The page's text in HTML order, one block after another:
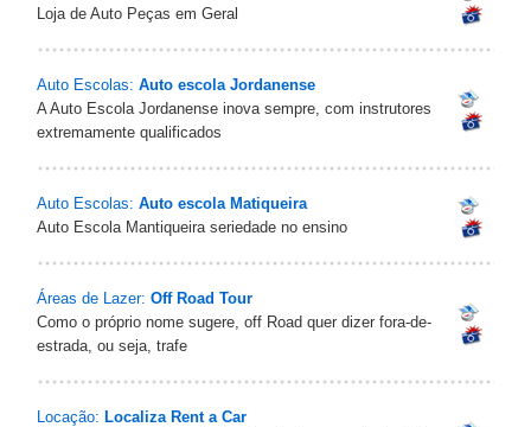
Loja de Auto Peças em Geral
Auto Escolas: Auto escola Jordanense
A Auto Escola Jordanense inova sempre, com instrutores
extremamente qualificados
Auto Escolas: Auto escola Matiqueira
Auto Escola Mantiqueira seriedade no ensino
Áreas de Lazer: Off Road Tour
Como o próprio nome sugere, off Road quer dizer fora-de-
estrada, ou seja, trafe
Locação: Localiza Rent a Car